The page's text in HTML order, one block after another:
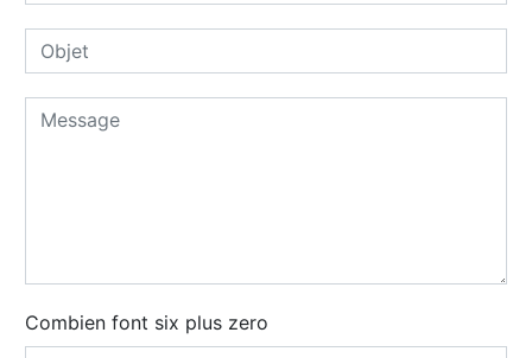
Combien font six plus zero